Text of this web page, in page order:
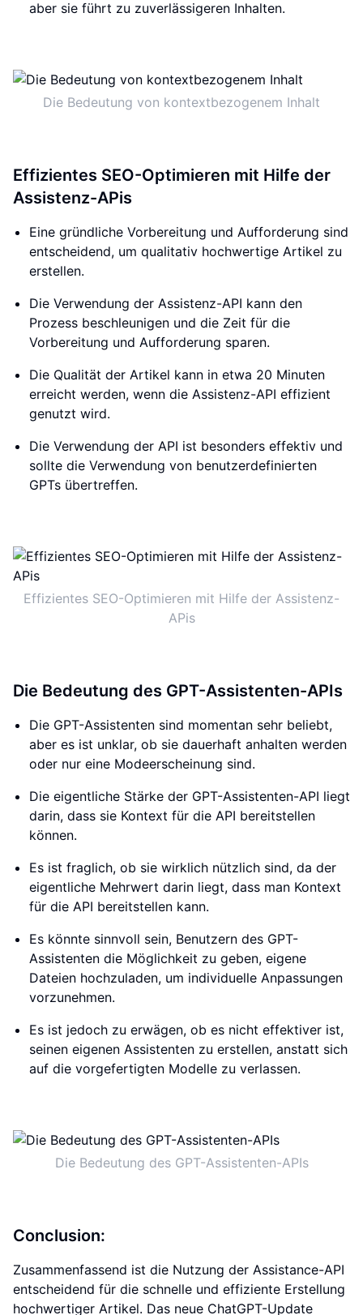
aber sie führt zu zuverlässigeren Inhalten.
Die Bedeutung von kontextbezogenem Inhalt
Effizientes SEO-Optimieren mit Hilfe der
Assistenz-APis
Eine gründliche Vorbereitung und Aufforderung sind
entscheidend, um qualitativ hochwertige Artikel zu
erstellen.
Die Verwendung der Assistenz-API kann den
Prozess beschleunigen und die Zeit für die
Vorbereitung und Aufforderung sparen.
Die Qualität der Artikel kann in etwa 20 Minuten
erreicht werden, wenn die Assistenz-API effizient
genutzt wird.
Die Verwendung der API ist besonders effektiv und
sollte die Verwendung von benutzerdefinierten
GPTs übertreffen.
Effizientes SEO-Optimieren mit Hilfe der Assistenz-
APis
Die Bedeutung des GPT-Assistenten-APIs
Die GPT-Assistenten sind momentan sehr beliebt,
aber es ist unklar, ob sie dauerhaft anhalten werden
oder nur eine Modeerscheinung sind.
Die eigentliche Stärke der GPT-Assistenten-API liegt
darin, dass sie Kontext für die API bereitstellen
können.
Es ist fraglich, ob sie wirklich nützlich sind, da der
eigentliche Mehrwert darin liegt, dass man Kontext
für die API bereitstellen kann.
Es könnte sinnvoll sein, Benutzern des GPT-
Assistenten die Möglichkeit zu geben, eigene
Dateien hochzuladen, um individuelle Anpassungen
vorzunehmen.
Es ist jedoch zu erwägen, ob es nicht effektiver ist,
seinen eigenen Assistenten zu erstellen, anstatt sich
auf die vorgefertigten Modelle zu verlassen.
Die Bedeutung des GPT-Assistenten-APIs
Conclusion:
Zusammenfassend ist die Nutzung der Assistance-API
entscheidend für die schnelle und effiziente Erstellung
hochwertiger Artikel. Das neue ChatGPT-Update